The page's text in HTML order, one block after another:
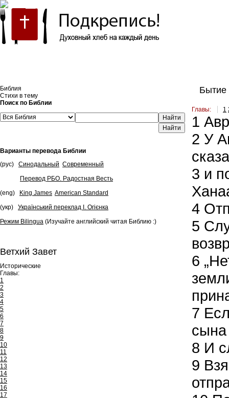
Библия
Стихи в тему
Поиск по Библии
Найти
Варианты перевода Библии
(рус)
Синодальный Современный
Перевод РБО. Радостная Весть
(eng)
King James American Standard
(укр)
Український переклад І. Огієнка
Режим Bilingua (Изучайте английский читая Библию :)
Ветхий Завет
Исторические
Главы:
1
2
3
4
5
6
7
8
9
10
11
12
13
14
15
16
17
Бытие
Главы: 1
1
2 У
3 и
4
5
6
7
сына
8 И
9